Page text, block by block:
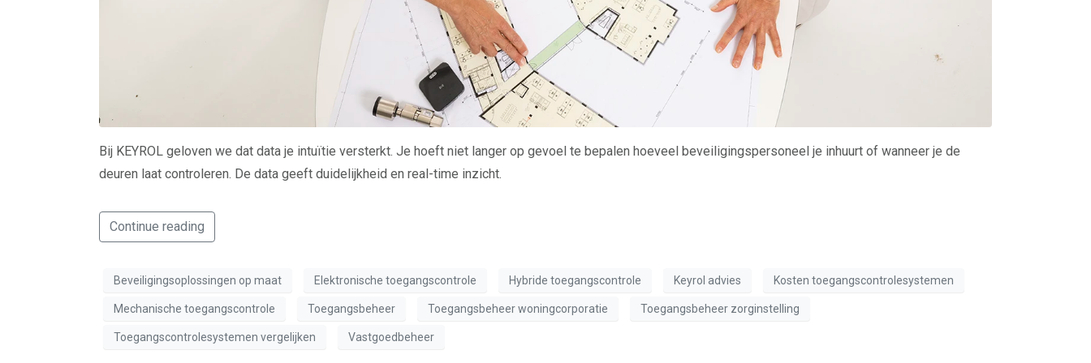
Bij KEYROL geloven we dat data je intuïtie versterkt. Je hoeft niet langer op gevoel te bepalen hoeveel beveiligingspersoneel je inhuurt of wanneer je de
deuren laat controleren. De data geeft duidelijkheid en real-time inzicht.
Continue reading
Beveiligingsoplossingen op maat Elektronische toegangscontrole Hybride toegangscontrole Keyrol advies Kosten toegangscontrolesystemen
Mechanische toegangscontrole Toegangsbeheer Toegangsbeheer woningcorporatie Toegangsbeheer zorginstelling
Toegangscontrolesystemen vergelijken Vastgoedbeheer